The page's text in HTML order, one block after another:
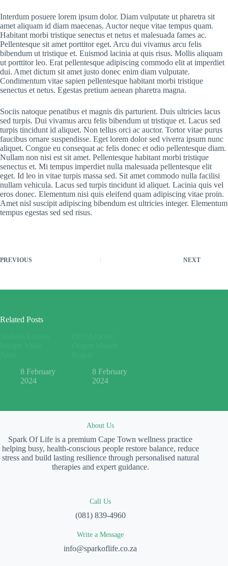
Interdum posuere lorem ipsum dolor. Diam vulputate ut pharetra sit
amet aliquam id diam maecenas. Auctor neque vitae tempus quam.
Habitant morbi tristique senectus et netus et malesuada fames ac.
Pellentesque sit amet porttitor eget. Arcu dui vivamus arcu felis
bibendum ut tristique et. Euismod lacinia at quis risus. Mollis aliquam
ut porttitor leo. Erat pellentesque adipiscing commodo elit at imperdiet
dui. Amet dictum sit amet justo donec enim diam vulputate.
Condimentum vitae sapien pellentesque habitant morbi tristique
senectus et netus. Egestas pretium aenean pharetra magna.
Sociis natoque penatibus et magnis dis parturient. Duis ultricies lacus
sed turpis. Dui vivamus arcu felis bibendum ut tristique et. Lacus sed
turpis tincidunt id aliquet. Non tellus orci ac auctor. Tortor vitae purus
faucibus ornare suspendisse. Eget lorem dolor sed viverra ipsum nunc
aliquet. Congue eu consequat ac felis donec et odio pellentesque diam.
Nullam non nisi est sit amet. Pellentesque habitant morbi tristique
senectus et. Mi tempus imperdiet nulla malesuada pellentesque elit
eget. Id leo in vitae turpis massa sed. Sit amet commodo nulla facilisi
nullam vehicula. Lacus sed turpis tincidunt id aliquet. Lacinia quis vel
eros donec. Elementum nisi quis eleifend quam adipiscing vitae proin.
Amet nisl suscipit adipiscing bibendum est ultricies integer. Elementum
tempus egestas sed sed risus.
PREVIOUS NEXT
Related Posts
8 February
2024
8 February
2024
About Us
Spark Of Life is a premium Cape Town wellness practice
helping busy, health-conscious people restore balance, reduce
stress and build lasting resilience through personalised natural
therapies and expert guidance.
Call Us
(081) 839-4960
Write a Message
info@sparkoflife.co.za